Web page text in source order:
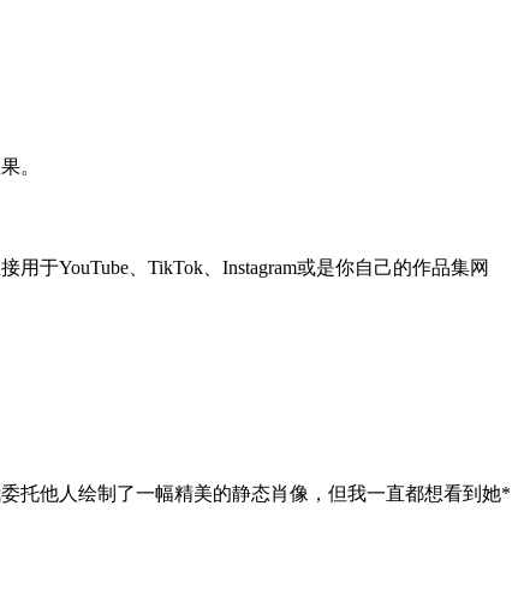
。
于YouTube、TikTok、Instagram或是你自己的作品集网
托他人绘制了一幅精美的静态肖像，但我一直都想看到她*